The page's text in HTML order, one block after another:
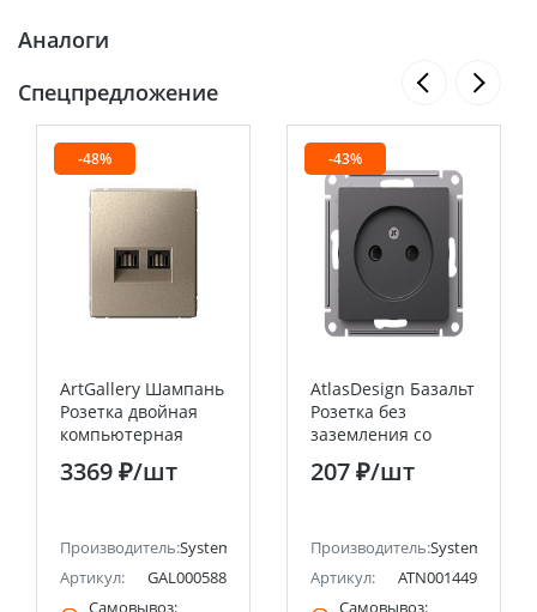
Аналоги
Спецпредложение
(ранее Schneider Electric)
-48%
ArtGallery Шампань
Розетка двойная
компьютерная
RJ45+RJ45, кат.6А,
механизм Systeme
3369 ₽/шт
Производитель:Systeme Electric (ранее Schneider Electric)
Артикул:
GAL000588
Самовывоз:
-43%
AtlasDesign Базальт
Розетка без
заземления со
шторками, 16А,
механизм Systeme
207 ₽/шт
Производитель:Systeme
Артикул:
ATN001449
Самовывоз: